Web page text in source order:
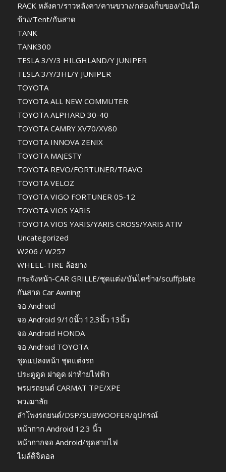
RACK หลังคา/ราวหลังคา/คานขวาง/กล่องเก็บของ/บันได
ข้าง/Tent/กันสาด
TANK
TANK300
TESLA 3/Y/3 HILGHLAND/Y JUNIPER
TESLA 3/Y/3HL/Y JUNIPER
TOYOTA
TOYOTA ALL NEW COMMUTER
TOYOTA ALPHARD 30-40
TOYOTA CAMRY XV70/XV80
TOYOTA INNOVA ZENIX
TOYOTA MAJESTY
TOYOTA REVO/FORTUNER/TRAVO
TOYOTA VELOZ
TOYOTA VIGO FORTUNER 05-12
TOYOTA VIOS YARIS
TOYOTA VIOS YARIS/YARIS CROSS/YARIS ATIV
Uncategorized
W206 / W257
WHEEL-TIRE ล้อยาง
กระจังหน้า-CAR GRILLE/ชุดแต่ง/บันไดข้าง/scuffplate
กันสาด Car Awning
จอ Android
จอ Android 9/10นิ้ว 12.3นิ้ว 13นิ้ว
จอ Android HONDA
จอ Android TOYOTA
ชุดแปลงหน้า ชุดแต่งรถ
ประตูดูด ฝาดูด ฝาท้ายไฟฟ้า
พรมรถยนต์ CARMAT TPE/XPE
พวงมาลัย
ลำโพงรถยนต์/DSP/SUBWOOFER/อุปกรณ์
หน้ากาก Android 12.3 นิ้ว
หน้ากากจอ Android/ชุดสายไฟ
ไมล์ดิจิตอล